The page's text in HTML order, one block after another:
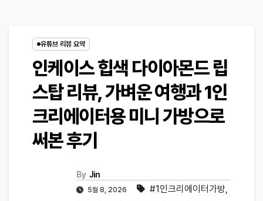
유튜브 리뷰 요약
인케이스 힙색 다이아몬드 립
스탑 리뷰, 가벼운 여행과 1인
크리에이터용 미니 가방으로
써본 후기
By Jin
5월 8, 2026 #1인크리에이터가방,